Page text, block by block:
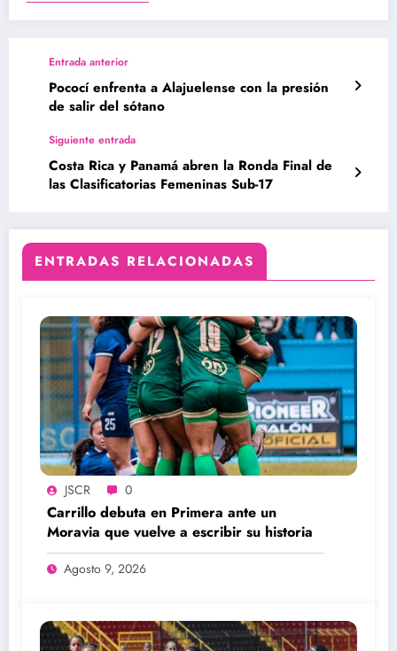
Entrada anterior
Pococí enfrenta a Alajuelense con la presión
de salir del sótano
Siguiente entrada
Costa Rica y Panamá abren la Ronda Final de
las Clasificatorias Femeninas Sub-17
ENTRADAS RELACIONADAS
JSCR 0
Carrillo debuta en Primera ante un
Moravia que vuelve a escribir su historia
Agosto 9, 2026